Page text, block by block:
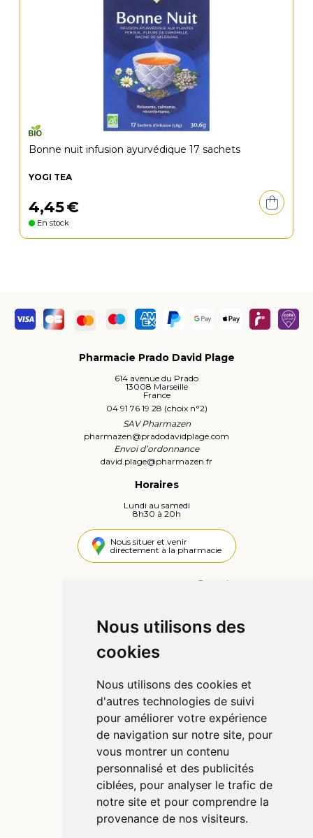
Nous utilisons des
cookies
Nous utilisons des cookies et
d'autres technologies de suivi
pour améliorer votre expérience
de navigation sur notre site, pour
vous montrer un contenu
personnalisé et des publicités
ciblées, pour analyser le trafic de
notre site et pour comprendre la
provenance de nos visiteurs.
Bonne nuit infusion ayurvédique 17 sachets
YOGI TEA
4,45€
En stock
Pharmacie Prado David Plage
614 avenue du Prado
13008 Marseille
France
04 91 76 19 28 (choix n°2)
SAV Pharmazen
pharmazen@pradodavidplage.com
Envoi d’ordonnance
david.plage@pharmazen.fr
Horaires
Lundi au samedi
8h30 à 20h
Nous situer et venir
directement à la pharmacie
Informations
Qui sommes-nous ?
Déclarer un effet indésirable
Mentions légales
CGV
Données personnelles
Cookies
Préférences Cookies